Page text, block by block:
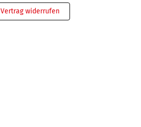
Vertrag widerrufen